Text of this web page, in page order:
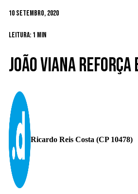
10 Setembro, 2020
Leitura: 1 min
João Viana reforça
Ricardo Reis Costa (CP 10478)